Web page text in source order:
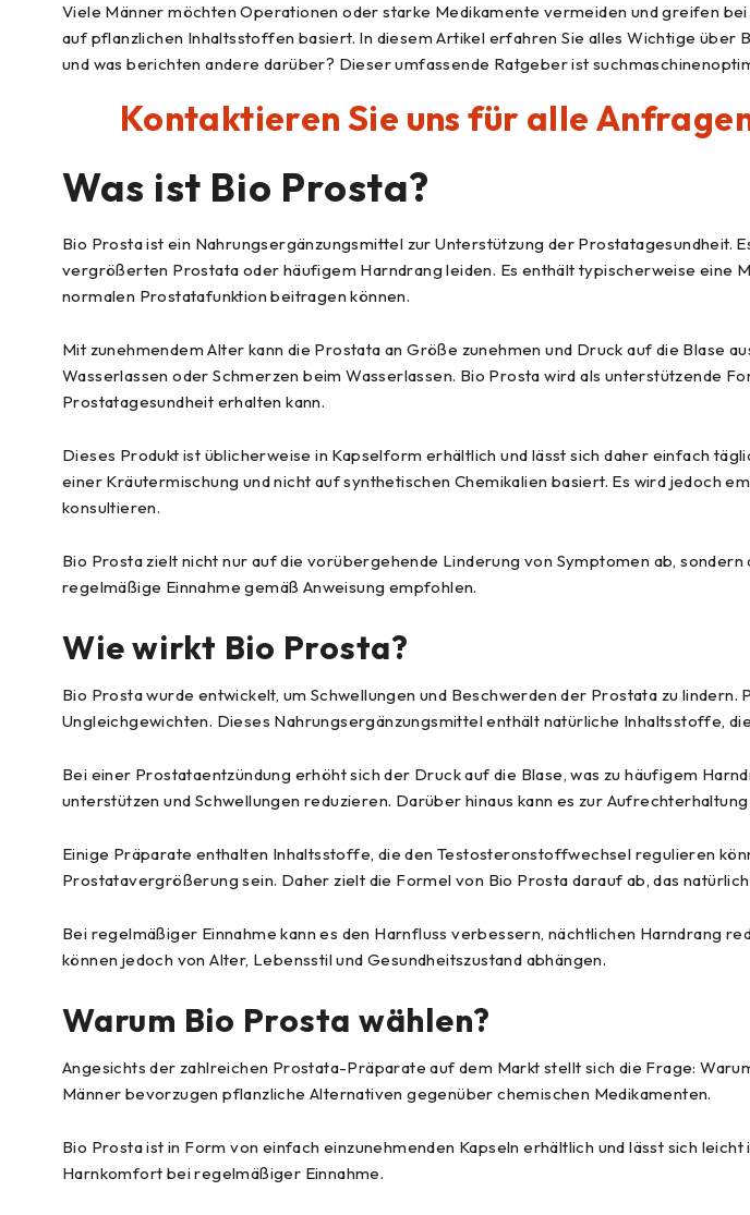
Viele Männer möchten Operationen oder starke Medikamente vermeiden und greifen
auf pflanzlichen Inhaltsstoffen basiert. In diesem Artikel erfahren Sie alles Wichtige über
und was berichten andere darüber? Dieser umfassende Ratgeber ist
Kontaktieren Sie uns für alle
Was ist Bio Prosta?
Bio Prosta ist ein Nahrungsergänzungsmittel zur Unterstützung der
vergrößerten Prostata oder häufigem Harndrang leiden. Es enthält typischerweise eine
normalen Prostatafunktion beitragen können.
Mit zunehmendem Alter kann die Prostata an Größe zunehmen und Druck auf die Blase
Wasserlassen oder Schmerzen beim Wasserlassen. Bio Prosta wird als unterstützende
Prostatagesundheit erhalten kann.
Dieses Produkt ist üblicherweise in Kapselform erhältlich und lässt sich daher einfach
einer Kräutermischung und nicht auf synthetischen Chemikalien basiert. Es wird jedoch
konsultieren.
Bio Prosta zielt nicht nur auf die vorübergehende Linderung von Symptomen ab,
regelmäßige Einnahme gemäß Anweisung empfohlen.
Wie wirkt Bio Prosta?
Bio Prosta wurde entwickelt, um Schwellungen und Beschwerden der Prostata zu
Ungleichgewichten. Dieses Nahrungsergänzungsmittel enthält natürliche Inhaltsstoffe,
Bei einer Prostataentzündung erhöht sich der Druck auf die Blase, was zu häufigem
unterstützen und Schwellungen reduzieren. Darüber hinaus kann es zur
Einige Präparate enthalten Inhaltsstoffe, die den Testosteronstoffwechsel regulieren
Prostatavergrößerung sein. Daher zielt die Formel von Bio Prosta darauf ab, das
Bei regelmäßiger Einnahme kann es den Harnfluss verbessern, nächtlichen Harndrang
können jedoch von Alter, Lebensstil und Gesundheitszustand abhängen.
Warum Bio Prosta wählen?
Angesichts der zahlreichen Prostata-Präparate auf dem Markt stellt sich die Frage:
Männer bevorzugen pflanzliche Alternativen gegenüber chemischen Medikamenten.
Bio Prosta ist in Form von einfach einzunehmenden Kapseln erhältlich und lässt sich
Harnkomfort bei regelmäßiger Einnahme.